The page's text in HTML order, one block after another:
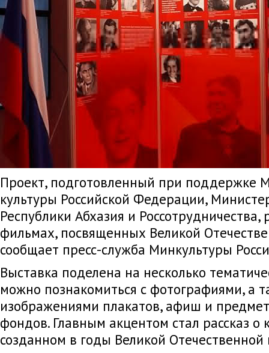
Проект, подготовленный при поддержке
культуры Российской Федерации,
Республики Абхазия и Россотрудничества,
фильмах, посвященных Великой
сообщает пресс-служба Минкультуры
Выставка поделена на несколько
можно познакомиться с фотографиями, а
изображениями плакатов, афиш и
фондов. Главным акцентом стал рассказ о
созданном в годы Великой